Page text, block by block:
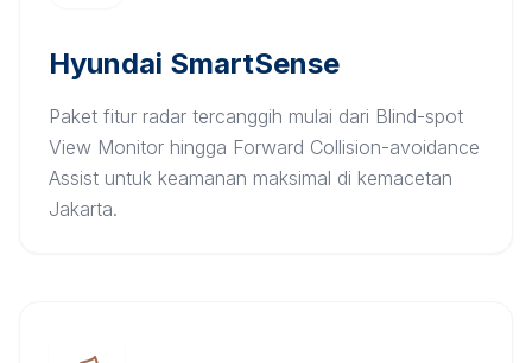
Hyundai SmartSense
Paket fitur radar tercanggih mulai dari Blind-spot
View Monitor hingga Forward Collision-avoidance
Assist untuk keamanan maksimal di kemacetan
Jakarta.